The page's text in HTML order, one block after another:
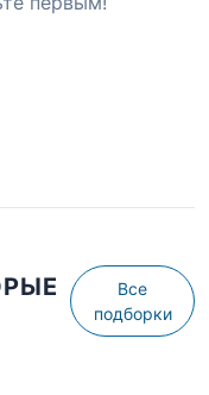
Все
подборки